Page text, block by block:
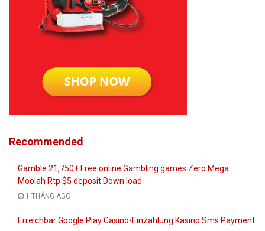
Recommended
Gamble 21,750+ Free online Gambling games Zero Mega
Moolah Rtp $5 deposit Down load
1 THÁNG AGO
Erreichbar Google Play Casino-Einzahlung Kasino Sms Payment